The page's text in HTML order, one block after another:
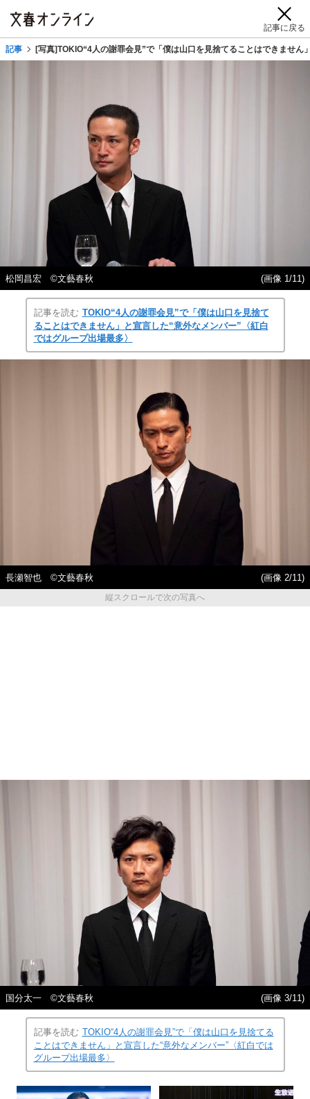
記事に戻る
記事 [写真]TOKIO“4人の謝罪会見”で「僕は山口を見捨てることはできませ
松岡昌宏 ©文藝春秋 (画像 1/11)
記事を読む TOKIO“4人の謝罪会見”で「僕は山口を見捨て
ることはできません」と宣言した“意外なメンバー”〈紅白
ではグループ出場最多〉
長瀬智也 ©文藝春秋
(画像 2/11)
縦スクロールで次の写真へ
国分太一 ©文藝春秋 (画像 3/11)
記事を読む TOKIO“4人の謝罪会見”で「僕は山口を見捨てる
ことはできません」と宣言した“意外なメンバー”〈紅白では
グループ出場最多〉